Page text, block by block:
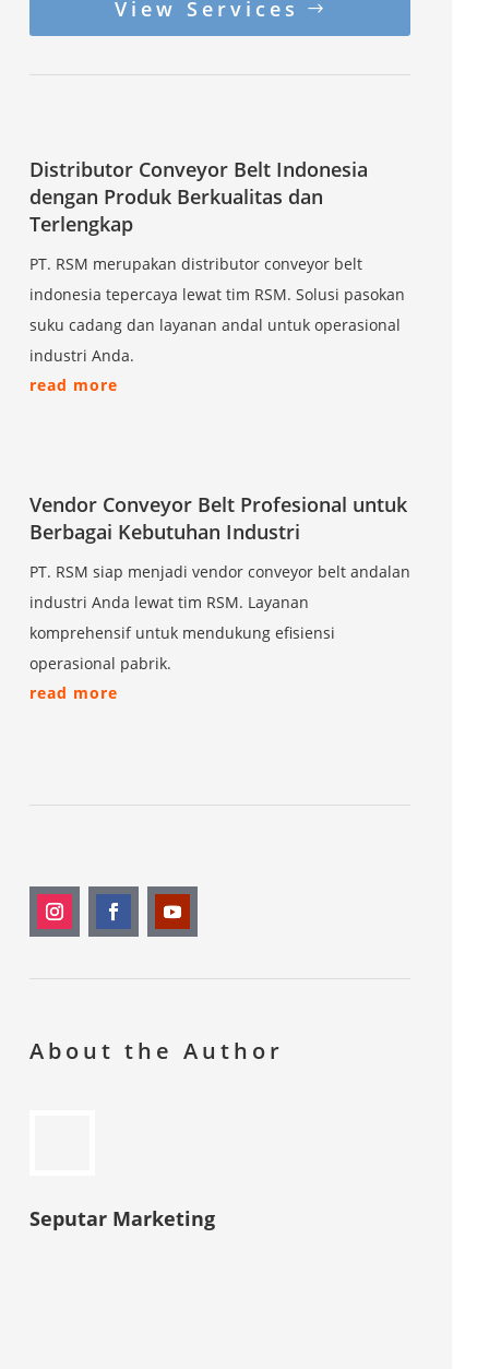
View Services
Distributor Conveyor Belt Indonesia
dengan Produk Berkualitas dan
Terlengkap
PT. RSM merupakan distributor conveyor belt
indonesia tepercaya lewat tim RSM. Solusi pasokan
suku cadang dan layanan andal untuk operasional
industri Anda.
read more
Vendor Conveyor Belt Profesional untuk
Berbagai Kebutuhan Industri
PT. RSM siap menjadi vendor conveyor belt andalan
industri Anda lewat tim RSM. Layanan
komprehensif untuk mendukung efisiensi
operasional pabrik.
read more
About the Author
Seputar Marketing